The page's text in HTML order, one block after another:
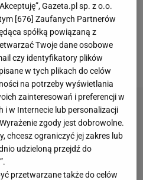
Aleksandrową
się dla niej za silna.
porażkę liderki
Gazeta.pl sp. z o.o.
[676] Zaufanych Partnerów
spółką powiązaną z
Twoje dane osobowe
czy identyfikatory plików
w tych plikach do celów
na potrzeby wyświetlania
zainteresowań i preferencji w
i w Internecie lub personalizacji
zgody jest dobrowolne.
chcesz ograniczyć jej zakres lub
udzieloną przejdź do
przetwarzane także do celów